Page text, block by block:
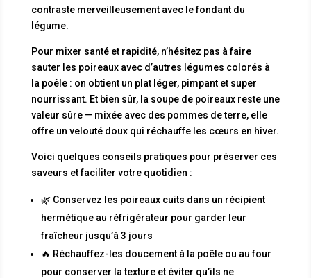
contraste merveilleusement avec le fondant du
légume.
Pour mixer santé et rapidité, n’hésitez pas à faire
sauter les poireaux avec d’autres légumes colorés à
la poêle : on obtient un plat léger, pimpant et super
nourrissant. Et bien sûr, la soupe de poireaux reste une
valeur sûre — mixée avec des pommes de terre, elle
offre un velouté doux qui réchauffe les cœurs en hiver.
Voici quelques conseils pratiques pour préserver ces
saveurs et faciliter votre quotidien :
🌿 Conservez les poireaux cuits dans un récipient
hermétique au réfrigérateur pour garder leur
fraîcheur jusqu’à 3 jours
🔥 Réchauffez-les doucement à la poêle ou au four
pour conserver la texture et éviter qu’ils ne